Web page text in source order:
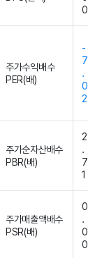
0
주가수익배수
PER(배)
-
7
.
0
2
주가순자산배수
PBR(배)
2
.
7
1
주가매출액배수
PSR(배)
0
.
0
0